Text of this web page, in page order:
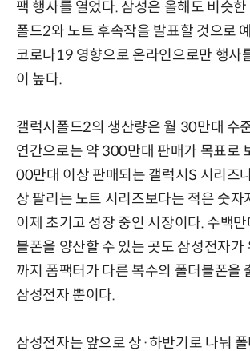
팩 행사를 열었다. 삼성은 올해도 비슷한
폴드2와 노트 후속작을 발표할 것으로
코로나19 영향으로 온라인으로만 행사
이 높다.
갤럭시폴드2의 생산량은 월 30만대 수
연간으로는 약 300만대 판매가 목표로
00만대 이상 판매되는 갤럭시S 시리즈
상 팔리는 노트 시리즈보다는 적은 숫자
이제 초기고 성장 중인 시장이다. 수백
블폰을 양산할 수 있는 곳도 삼성전자가
까지 폼팩터가 다른 복수의 폴더블폰을
삼성전자 뿐이다.
삼성전자는 앞으로 상·하반기로 나눠 폴